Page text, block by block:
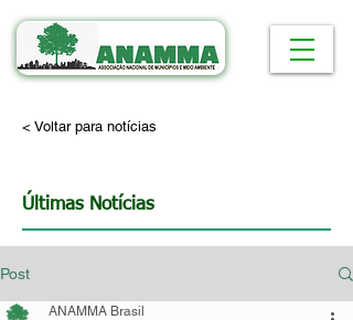
< Voltar para notícias
Últimas Notícias
Post
ANAMMA Brasil